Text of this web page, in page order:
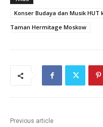
Konser Budaya dan Musik
Taman Hermitage Moskow
Previous article